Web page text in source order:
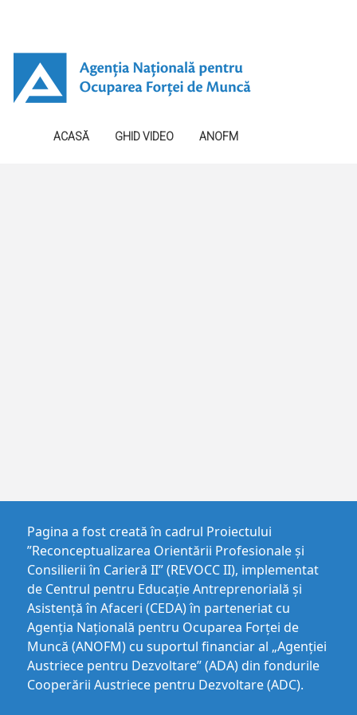
ACASĂ GHID VIDEO ANOFM
Pagina a fost creată în cadrul Proiectului
”Reconceptualizarea Orientării Profesionale și
Consilierii în Carieră II” (REVOCC II), implementat
de Centrul pentru Educaţie Antreprenorială şi
Asistenţă în Afaceri (CEDA) în parteneriat cu
Agenția Națională pentru Ocuparea Forței de
Muncă (ANOFM) cu suportul financiar al „Agenției
Austriece pentru Dezvoltare” (ADA) din fondurile
Cooperării Austriece pentru Dezvoltare (ADC).